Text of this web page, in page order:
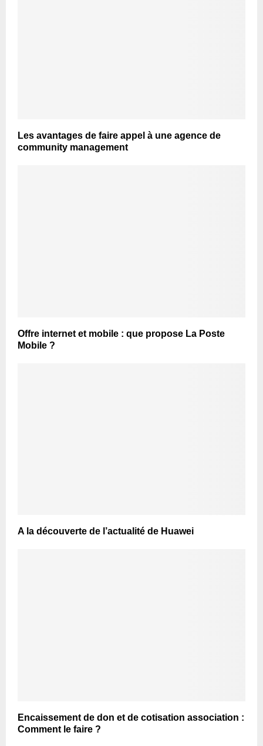
Les avantages de faire appel à une agence de
community management
Offre internet et mobile : que propose La Poste
Mobile ?
A la découverte de l’actualité de Huawei
Encaissement de don et de cotisation association :
Comment le faire ?